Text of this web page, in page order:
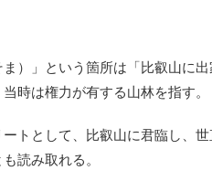
ま）」という箇所は「比叡山に
時は権力が有する山林を指す。
ートとして、比叡山に君臨し、
読み取れる。